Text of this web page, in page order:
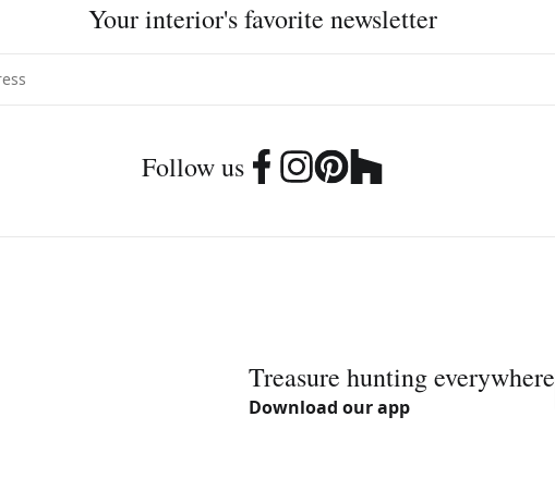
Your interior's favorite newsletter
Follow us
Treasure hunting everywhere
Download our app